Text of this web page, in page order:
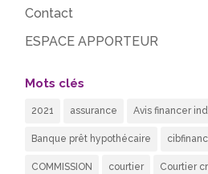
Contact
ESPACE APPORTEUR
Mots clés
2021 assurance Avis financer
Banque prêt hypothécaire
COMMISSION courtier Courtier